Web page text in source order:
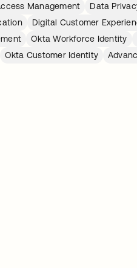
Management Data
Digital Customer
Okta Workforce Identity
Okta Customer Identity